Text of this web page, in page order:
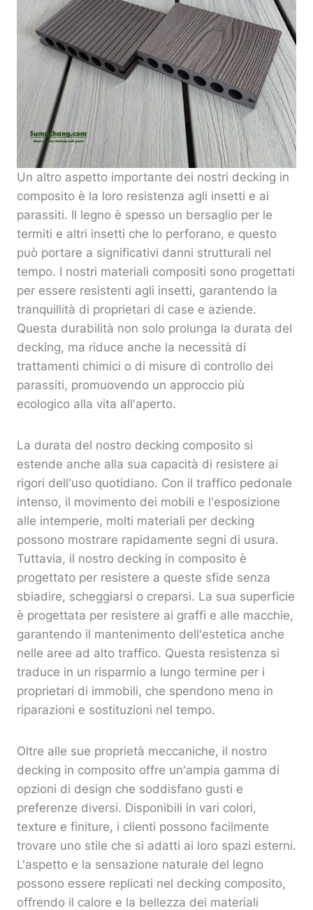
Un altro aspetto importante dei nostri decking in
composito è la loro resistenza agli insetti e ai
parassiti. Il legno è spesso un bersaglio per le
termiti e altri insetti che lo perforano, e questo
può portare a significativi danni strutturali nel
tempo. I nostri materiali compositi sono progettati
per essere resistenti agli insetti, garantendo la
tranquillità di proprietari di case e aziende.
Questa durabilità non solo prolunga la durata del
decking, ma riduce anche la necessità di
trattamenti chimici o di misure di controllo dei
parassiti, promuovendo un approccio più
ecologico alla vita all'aperto.
La durata del nostro decking composito si
estende anche alla sua capacità di resistere ai
rigori dell'uso quotidiano. Con il traffico pedonale
intenso, il movimento dei mobili e l'esposizione
alle intemperie, molti materiali per decking
possono mostrare rapidamente segni di usura.
Tuttavia, il nostro decking in composito è
progettato per resistere a queste sfide senza
sbiadire, scheggiarsi o creparsi. La sua superficie
è progettata per resistere ai graffi e alle macchie,
garantendo il mantenimento dell'estetica anche
nelle aree ad alto traffico. Questa resistenza si
traduce in un risparmio a lungo termine per i
proprietari di immobili, che spendono meno in
riparazioni e sostituzioni nel tempo.
Oltre alle sue proprietà meccaniche, il nostro
decking in composito offre un'ampia gamma di
opzioni di design che soddisfano gusti e
preferenze diversi. Disponibili in vari colori,
texture e finiture, i clienti possono facilmente
trovare uno stile che si adatti ai loro spazi esterni.
L'aspetto e la sensazione naturale del legno
possono essere replicati nel decking composito,
offrendo il calore e la bellezza dei materiali